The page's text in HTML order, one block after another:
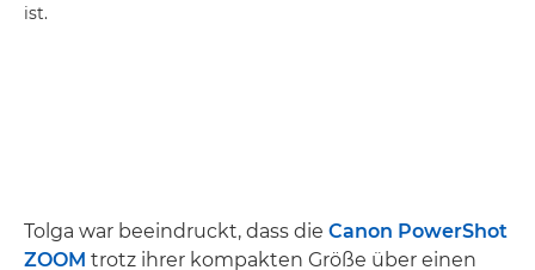
ist.
Tolga war beeindruckt, dass die Canon PowerShot
ZOOM trotz ihrer kompakten Größe über einen